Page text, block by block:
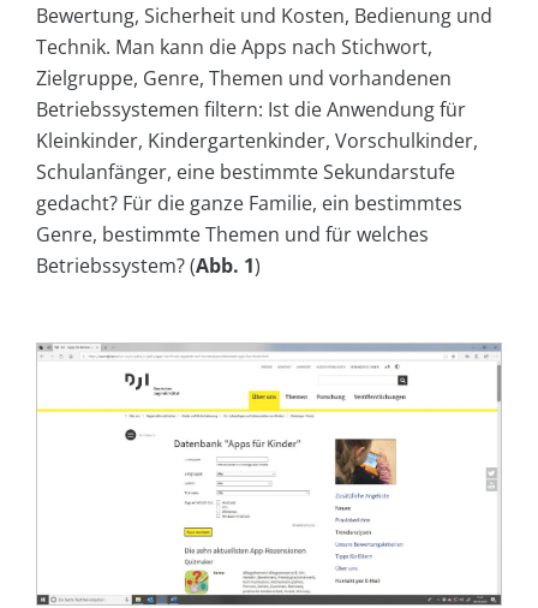
Bewertung, Sicherheit und Kosten, Bedienung und
Technik. Man kann die Apps nach Stichwort,
Zielgruppe, Genre, Themen und vorhandenen
Betriebssystemen filtern: Ist die Anwendung für
Kleinkinder, Kindergartenkinder, Vorschulkinder,
Schulanfänger, eine bestimmte Sekundarstufe
gedacht? Für die ganze Familie, ein bestimmtes
Genre, bestimmte Themen und für welches
Betriebssystem? (Abb. 1)